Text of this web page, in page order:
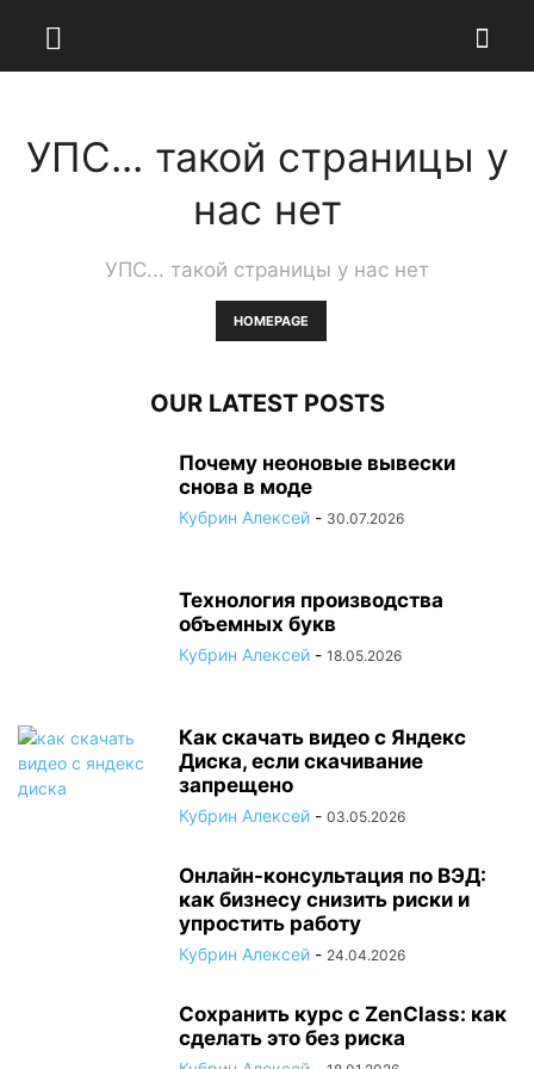
УПС... такой страницы у
нас нет
УПС... такой страницы у нас нет
HOMEPAGE
OUR LATEST POSTS
Почему неоновые вывески
снова в моде
Кубрин Алексей - 30.07.2026
Технология производства
объемных букв
Кубрин Алексей - 18.05.2026
Как скачать видео с Яндекс
Диска, если скачивание
запрещено
Кубрин Алексей - 03.05.2026
Онлайн-консультация по ВЭД:
как бизнесу снизить риски и
упростить работу
Кубрин Алексей - 24.04.2026
Сохранить курс с ZenClass: как
сделать это без риска